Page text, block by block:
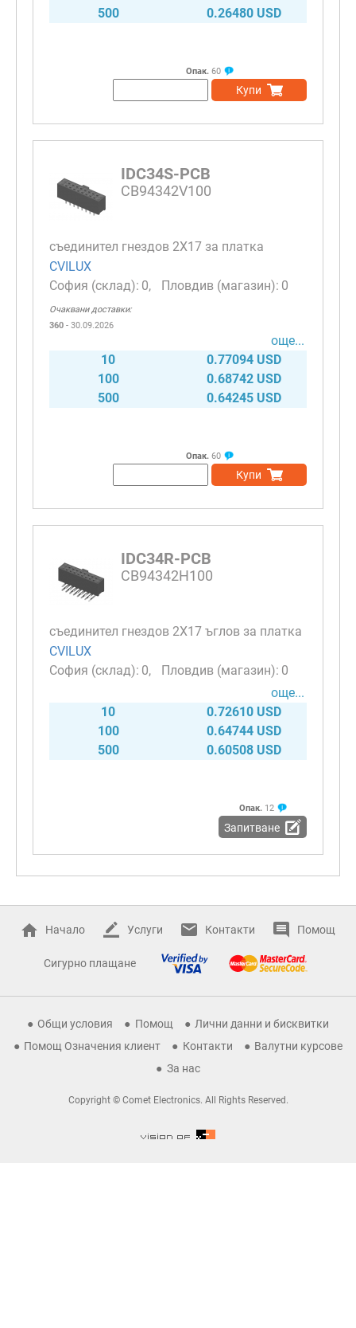
500
0.26480 USD
Опак. 60
Купи
IDC34S-PCB
CB94342V100
съединител гнездов 2X17 за платка
CVILUX
0
0
Очаквани доставки:
360 - 30.09.2026
още...
10
0.77094 USD
100
0.68742 USD
500
0.64245 USD
Опак. 60
Купи
IDC34R-PCB
CB94342H100
съединител гнездов 2X17 ъглов за платка
CVILUX
0
0
още...
10
0.72610 USD
100
0.64744 USD
500
0.60508 USD
Опак. 12
Запитване
Начало Услуги Контакти Помощ
Сигурно плащане
Общи условия Помощ
Лични данни и бисквитки
Помощ Означения клиент
Контакти
Валутни курсове
За нас
Copyright © Comet Electronics. All Rights Reserved.